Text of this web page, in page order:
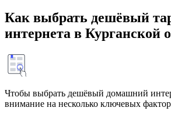
Как выбрать дешёвый
интернета в Курганской
Чтобы выбрать дешёвый домашний
внимание на несколько ключевых